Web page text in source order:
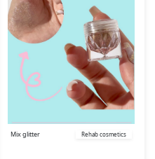
Rehab cosmetics
Mix glitter